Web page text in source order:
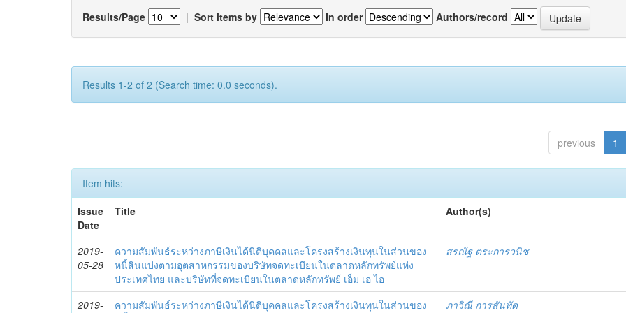
Results/Page | Sort items by In order Authors/record
Results 1-2 of 2 (Search time: 0.0 seconds).
previous 1
Item hits:
Issue
Date
Title Author(s)
2019-
05-28
ความสัมพันธ์ระหว่างภาษีเงินได้นิติบุคคลและโครงสร้างเงินทุนในส่วนของ
หนี้สินแบ่งตามอุตสาหกรรมของบริษัทจดทะเบียนในตลาดหลักทรัพย์แห่ง
ประเทศไทย และบริษัทที่จดทะเบียนในตลาดหลักทรัพย์ เอ็ม เอ ไอ
สรณัฐ ตระการวนิช
2019-
ความสัมพันธ์ระหว่างภาษีเงินได้นิติบุคคลและโครงสร้างเงินทุนในส่วนของ
ภาวิณี การสันทัด